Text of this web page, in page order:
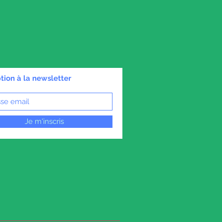
à la newsletter
Je m'inscris